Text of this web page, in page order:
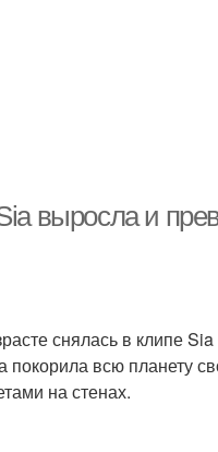
выросла и
снялась в клипе
покорила всю планету
на стенах.